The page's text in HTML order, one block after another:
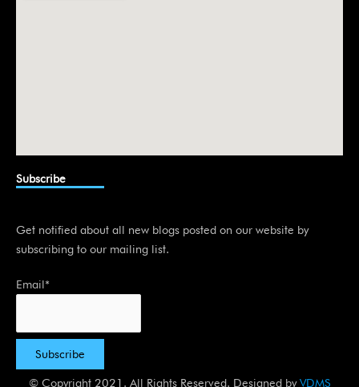
Subscribe
Get notified about all new blogs posted on our website by
subscribing to our mailing list.
Email*
© Copyright 2021. All Rights Reserved. Designed byVDMS